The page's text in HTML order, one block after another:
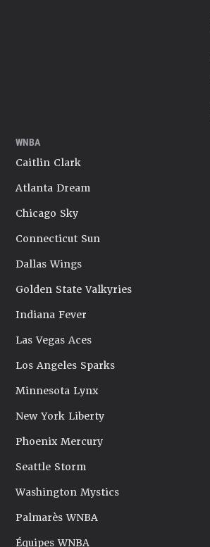
WNBA
Caitlin Clark
Atlanta Dream
Chicago Sky
Connecticut Sun
Dallas Wings
Golden State Valkyries
Indiana Fever
Las Vegas Aces
Los Angeles Sparks
Minnesota Lynx
New York Liberty
Phoenix Mercury
Seattle Storm
Washington Mystics
Palmarès WNBA
Équipes WNBA